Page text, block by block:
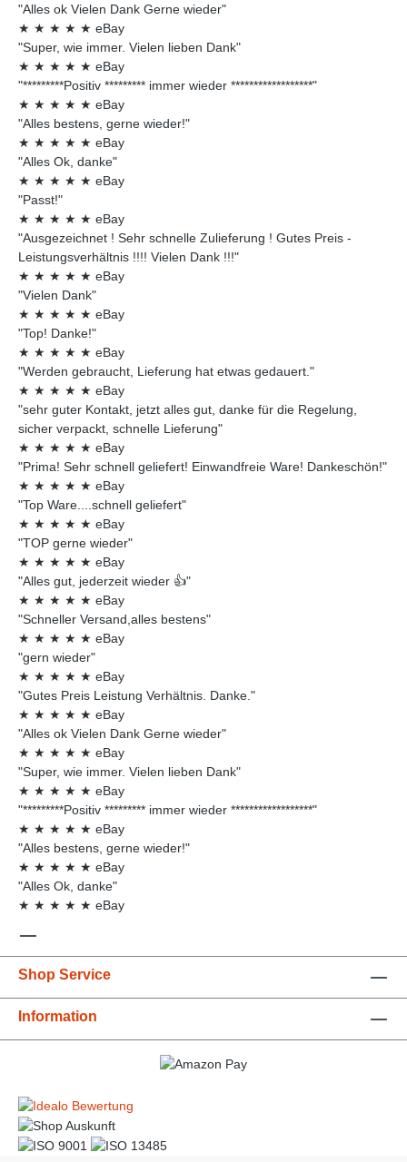
"Alles ok Vielen Dank Gerne wieder"
★ ★ ★ ★ ★ eBay
"Super, wie immer. Vielen lieben Dank"
★ ★ ★ ★ ★ eBay
"*********Positiv ********* immer wieder ******************"
★ ★ ★ ★ ★ eBay
"Alles bestens, gerne wieder!"
★ ★ ★ ★ ★ eBay
"Alles Ok, danke"
★ ★ ★ ★ ★ eBay
"Passt!"
★ ★ ★ ★ ★ eBay
"Ausgezeichnet ! Sehr schnelle Zulieferung ! Gutes Preis -
Leistungsverhältnis !!!! Vielen Dank !!!"
★ ★ ★ ★ ★ eBay
"Vielen Dank"
★ ★ ★ ★ ★ eBay
"Top! Danke!"
★ ★ ★ ★ ★ eBay
"Werden gebraucht, Lieferung hat etwas gedauert."
★ ★ ★ ★ ★ eBay
"sehr guter Kontakt, jetzt alles gut, danke für die Regelung,
sicher verpackt, schnelle Lieferung"
★ ★ ★ ★ ★ eBay
"Prima! Sehr schnell geliefert! Einwandfreie Ware! Dankeschön!"
★ ★ ★ ★ ★ eBay
"Top Ware....schnell geliefert"
★ ★ ★ ★ ★ eBay
"TOP gerne wieder"
★ ★ ★ ★ ★ eBay
"Alles gut, jederzeit wieder 👍"
★ ★ ★ ★ ★ eBay
"Schneller Versand,alles bestens"
★ ★ ★ ★ ★ eBay
"gern wieder"
★ ★ ★ ★ ★ eBay
"Gutes Preis Leistung Verhältnis. Danke."
★ ★ ★ ★ ★ eBay
"Alles ok Vielen Dank Gerne wieder"
★ ★ ★ ★ ★ eBay
"Super, wie immer. Vielen lieben Dank"
★ ★ ★ ★ ★ eBay
"*********Positiv ********* immer wieder ******************"
★ ★ ★ ★ ★ eBay
"Alles bestens, gerne wieder!"
★ ★ ★ ★ ★ eBay
"Alles Ok, danke"
★ ★ ★ ★ ★ eBay
Shop Service
Information